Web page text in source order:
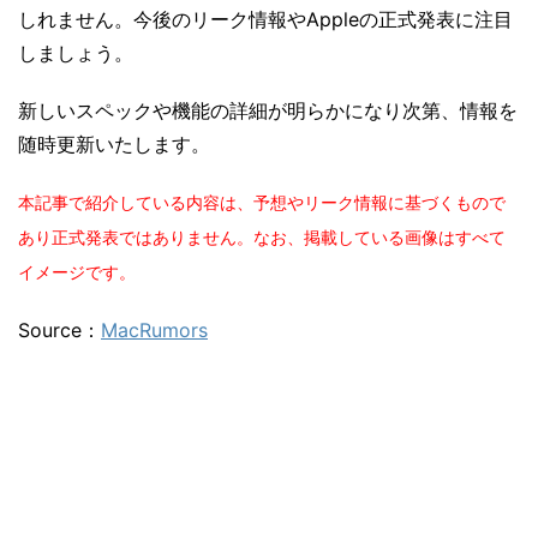
しれません。今後のリーク情報やAppleの正式発表に注目
しましょう。
新しいスペックや機能の詳細が明らかになり次第、情報を
随時更新いたします。
本記事で紹介している内容は、予想やリーク情報に基づくもので
あり正式発表ではありません。なお、掲載している画像はすべて
イメージです。
Source： MacRumors